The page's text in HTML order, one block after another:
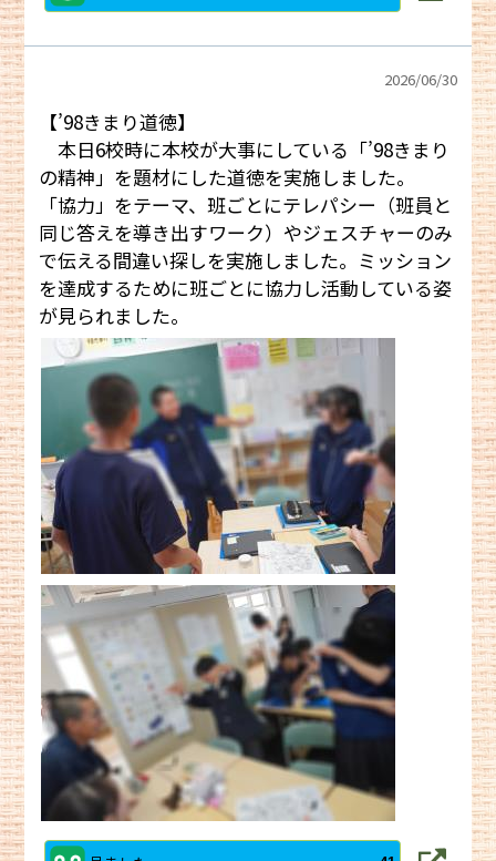
2026/06/30
【’98きまり道徳】
本日6校時に本校が大事にしている「’98きまり
の精神」を題材にした道徳を実施しました。
「協力」をテーマ、班ごとにテレパシー（班員と
同じ答えを導き出すワーク）やジェスチャーのみ
で伝える間違い探しを実施しました。ミッション
を達成するために班ごとに協力し活動している姿
が見られました。